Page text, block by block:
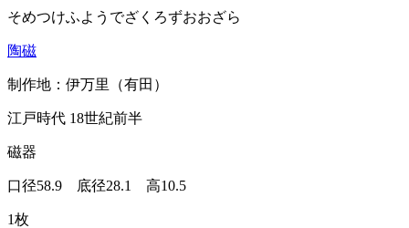
そめつけふようでざくろずおおざら
陶磁
制作地：伊万里（有田）
江戸時代 18世紀前半
磁器
口径58.9 底径28.1 高10.5
1枚